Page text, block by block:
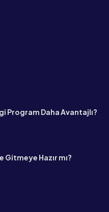
Program Daha Avantajlı?
Gitmeye Hazır mı?